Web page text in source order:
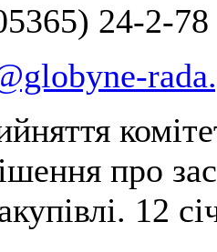
24-2-78
про
12